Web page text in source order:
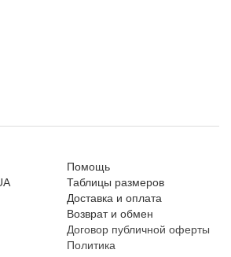
Помощь
Таблицы размеров
Доставка и оплата
Возврат и обмен
Договор публичной оферты
Политика